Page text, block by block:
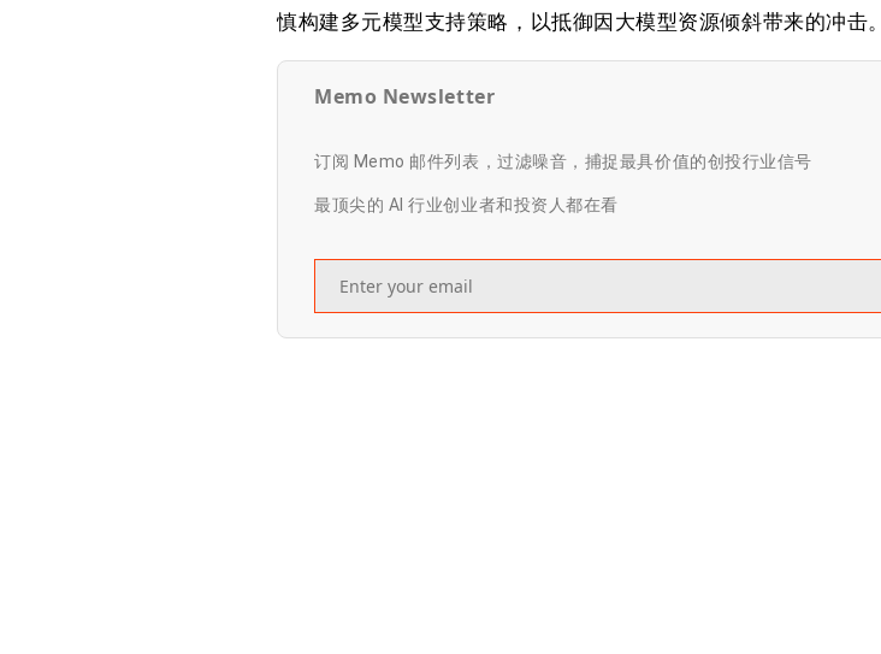
慎构建多元模型支持策略，以抵御因大模型资源倾斜带来的冲击。
Memo Newsletter
订阅 Memo 邮件列表，过滤噪音，捕捉最具价值的创投行业信号
最顶尖的 AI 行业创业者和投资人都在看